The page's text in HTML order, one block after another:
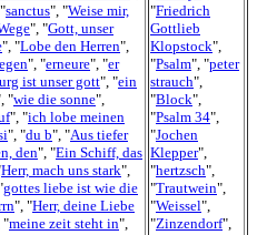
sanctus", "Weise mir,
", "Gott, unser
", "Lobe den Herren",
", "erneure", "er
ist unser gott", "ein
"wie die sonne",
", "ich lobe meinen
", "du b", "Aus tiefer
den", "Ein Schiff, das
Herr, mach uns stark",
gottes liebe ist wie die
", "Herr, deine Liebe
"meine zeit steht in",
"Friedrich
Gottlieb
Klopstock",
"Psalm", "peter
strauch",
"Block",
"Psalm 34",
"Jochen
Klepper",
"hertzsch",
"Trautwein",
"Weissel",
"Zinzendorf",